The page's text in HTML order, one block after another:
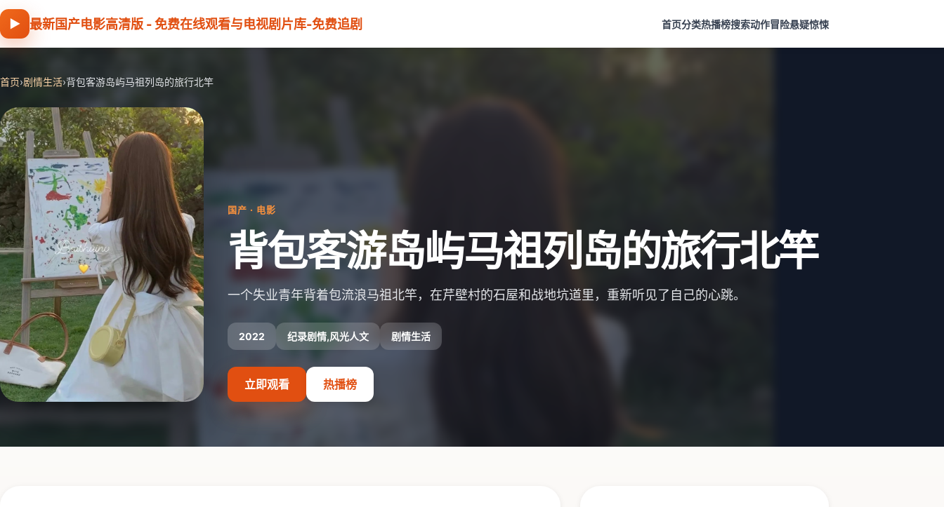
▶ 最新国产电影高清版 - 免费在线观看与电视剧片库-免费追剧 首页分类热播榜搜索动作冒险悬疑惊悚
首页›剧情生活›背包客游岛屿马祖列岛的旅行北竿
国产 · 电影
背包客游岛屿马祖列岛的旅行北竿
一个失业青年背着包流浪马祖北竿，在芹壁村的石屋和战地坑道里，重新听见了自己的心跳。
2022 纪录剧情,风光人文 剧情生活
立即观看 热播榜